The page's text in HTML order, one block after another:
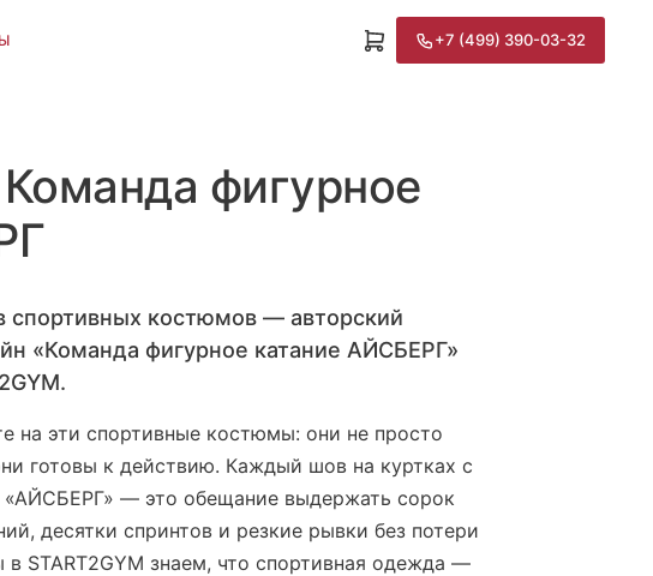
+7 (499) 390-03-32
фигурное
спортивных костюмов — авторский
«Команда фигурное катание АЙСБЕРГ»
на эти спортивные костюмы: они не просто
готовы к действию. Каждый шов на куртках с
«АЙСБЕРГ» — это обещание выдержать сорок
десятки спринтов и резкие рывки без потери
START2GYM знаем, что спортивная одежда —